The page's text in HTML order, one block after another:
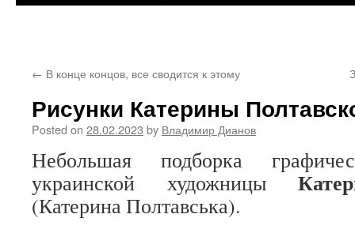
← В конце концов, все сводится к этому
Рисунки Катерины
Posted on 28.02.2023 by Владимир Дианов
Небольшая подборка
украинской художницы
(Катерина Полтавська).